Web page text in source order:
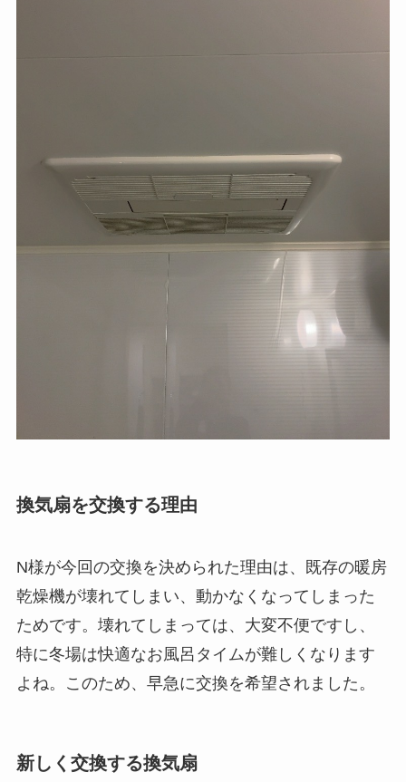
換気扇を交換する理由
N様が今回の交換を決められた理由は、既存の暖房
乾燥機が壊れてしまい、動かなくなってしまった
ためです。壊れてしまっては、大変不便ですし、
特に冬場は快適なお風呂タイムが難しくなります
よね。このため、早急に交換を希望されました。
新しく交換する換気扇